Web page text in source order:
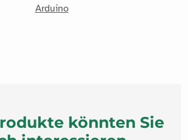
könnten Sie
interessieren